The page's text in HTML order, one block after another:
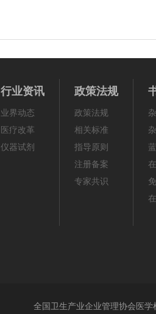
行业资讯
业界动态
医疗改革
仪器试剂
政策法规
政策法规
相关标准
指导原则
注册备案
专家共识
全国卫生产业企业管理协会医